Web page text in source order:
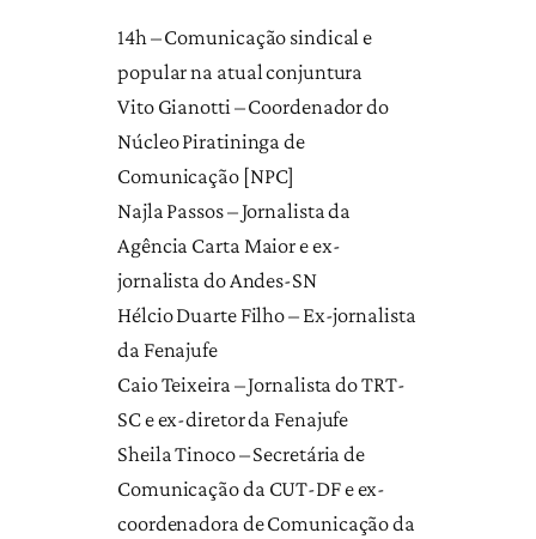
14h – Comunicação sindical e
popular na atual conjuntura
Vito Gianotti – Coordenador do
Núcleo Piratininga de
Comunicação [NPC]
Najla Passos – Jornalista da
Agência Carta Maior e ex-
jornalista do Andes-SN
Hélcio Duarte Filho – Ex-jornalista
da Fenajufe
Caio Teixeira – Jornalista do TRT-
SC e ex-diretor da Fenajufe
Sheila Tinoco – Secretária de
Comunicação da CUT-DF e ex-
coordenadora de Comunicação da